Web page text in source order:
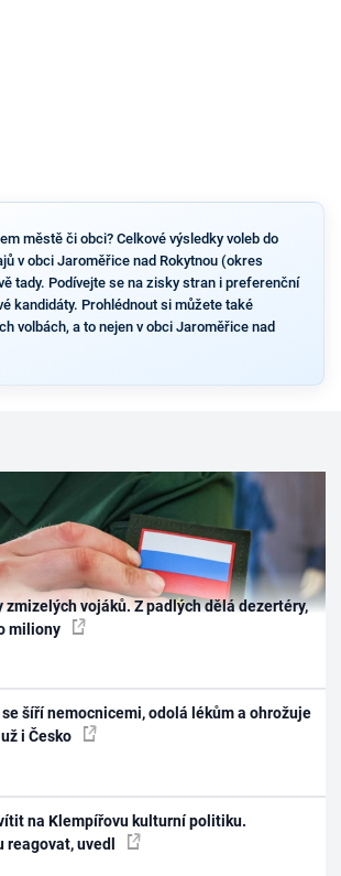
městě či obci? Celkové výsledky voleb do
v obci Jaroměřice nad Rokytnou (okres
tady. Podívejte se na zisky stran i preferenční
kandidáty. Prohlédnout si můžete také
volbách, a to nejen v obci Jaroměřice nad
zmizelých vojáků. Z padlých dělá dezertéry,
miliony
šíří nemocnicemi, odolá lékům a ohrožuje
i Česko
na Klempířovu kulturní politiku.
reagovat, uvedl